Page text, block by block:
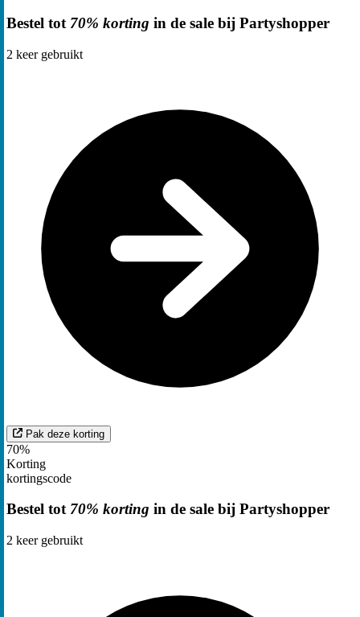
Bestel tot 70% korting in de sale bij Partyshopper
2 keer gebruikt
Pak deze korting
70%
Korting
kortingscode
Bestel tot 70% korting in de sale bij Partyshopper
2 keer gebruikt